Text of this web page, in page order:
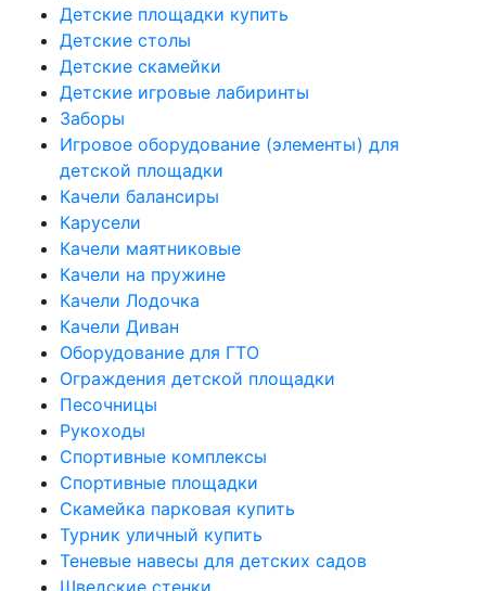
Детские площадки купить
Детские столы
Детские скамейки
Детские игровые лабиринты
Заборы
Игровое оборудование (элементы) для
детской площадки
Качели балансиры
Карусели
Качели маятниковые
Качели на пружине
Качели Лодочка
Качели Диван
Оборудование для ГТО
Ограждения детской площадки
Песочницы
Рукоходы
Спортивные комплексы
Спортивные площадки
Скамейка парковая купить
Турник уличный купить
Теневые навесы для детских садов
Шведские стенки